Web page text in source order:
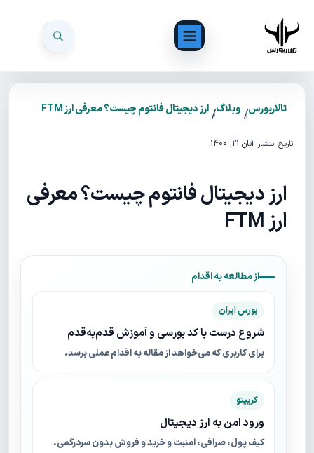
تالاربورس/ وبلاگ/ارز دیجیتال فانتوم چیست؟ معرفی ارز FTM
تاریخ انتشار: آبان 21, 1400
ارز دیجیتال فانتوم چیست؟ معرفی
ارز FTM
از مطالعه به اقدام
بورس ایران
شروع درست با کد بورسی و آموزش قدم‌به‌قدم
برای کاربری که می‌خواهد از مقاله به اقدام عملی برسد.
کریپتو
ورود امن به ارز دیجیتال
کیف پول، صرافی، امنیت و خرید و فروش بدون سردرگمی.